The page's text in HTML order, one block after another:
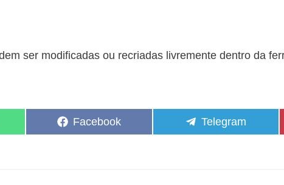
ser modificadas ou recriadas livremente dentro da
Share
on
Facebook
Share
on
Telegram